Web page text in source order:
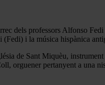
dels professors Alfonso
i la música hispànica
de Sant Miquèu,
orguener pertanyent a una